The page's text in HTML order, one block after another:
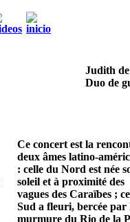
Judith
Duo de
Ce concert est la
deux âmes latino-
: celle du Nord est née
soleil et à proximité des
vagues des Caraïbes ;
Sud a fleuri, bercée par
murmure du Rio de la